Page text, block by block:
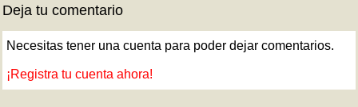
Deja tu comentario
Necesitas tener una cuenta para poder dejar comentarios.
¡Registra tu cuenta ahora!